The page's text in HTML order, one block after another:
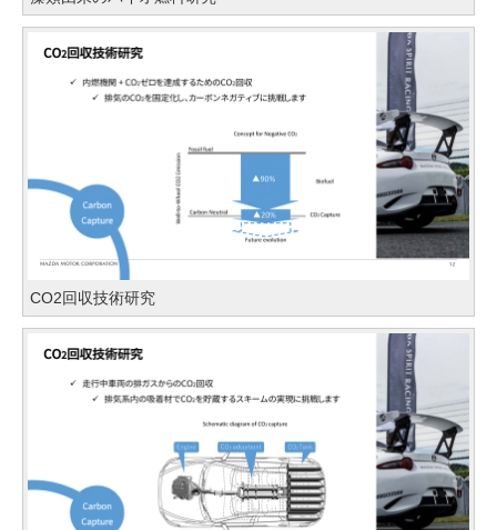
CO2回収技術研究